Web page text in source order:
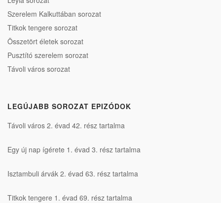
Szerelem Kalkuttában sorozat
Titkok tengere sorozat
Összetört életek sorozat
Pusztító szerelem sorozat
Távoli város sorozat
LEGÚJABB SOROZAT EPIZÓDOK
Távoli város 2. évad 42. rész tartalma
Egy új nap ígérete 1. évad 3. rész tartalma
Isztambuli árvák 2. évad 63. rész tartalma
Titkok tengere 1. évad 69. rész tartalma